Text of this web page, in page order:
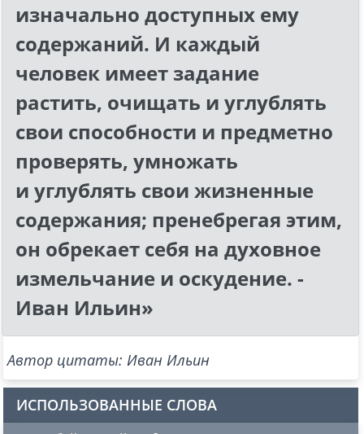
изначально доступных ему
содержаний. И каждый
человек имеет задание
растить, очищать и углублять
свои способности и предметно
проверять, умножать
и углублять свои жизненные
содержания; пренебрегая этим,
он обрекает себя на духовное
измельчание и оскудение. -
Иван Ильин»
Автор цитаты: Иван Ильин
ИСПОЛЬЗОВАННЫЕ СЛОВА